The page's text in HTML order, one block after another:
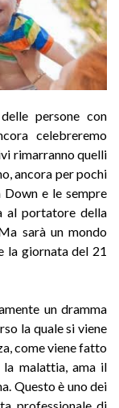
persone con
celebreremo
rimarranno quelli
ancora per pochi
Down e le sempre
al portatore della
sarà un mondo
la giornata del 21
un dramma
la quale si viene
come viene fatto
malattia, ama il
Questo è uno dei